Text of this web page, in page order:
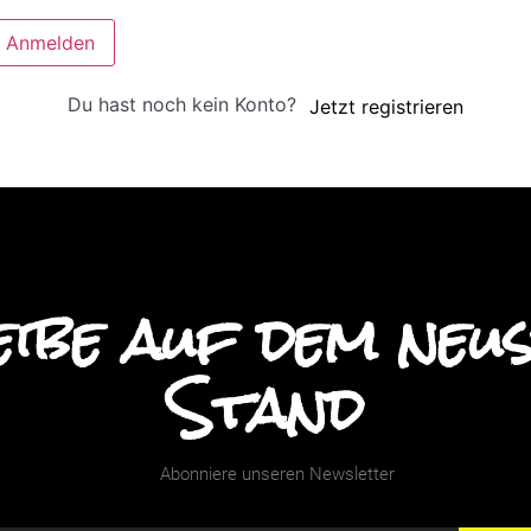
Anmelden
Du hast noch kein Konto? Jetzt registrieren
auf dem
Stand
Abonniere unseren Newsletter